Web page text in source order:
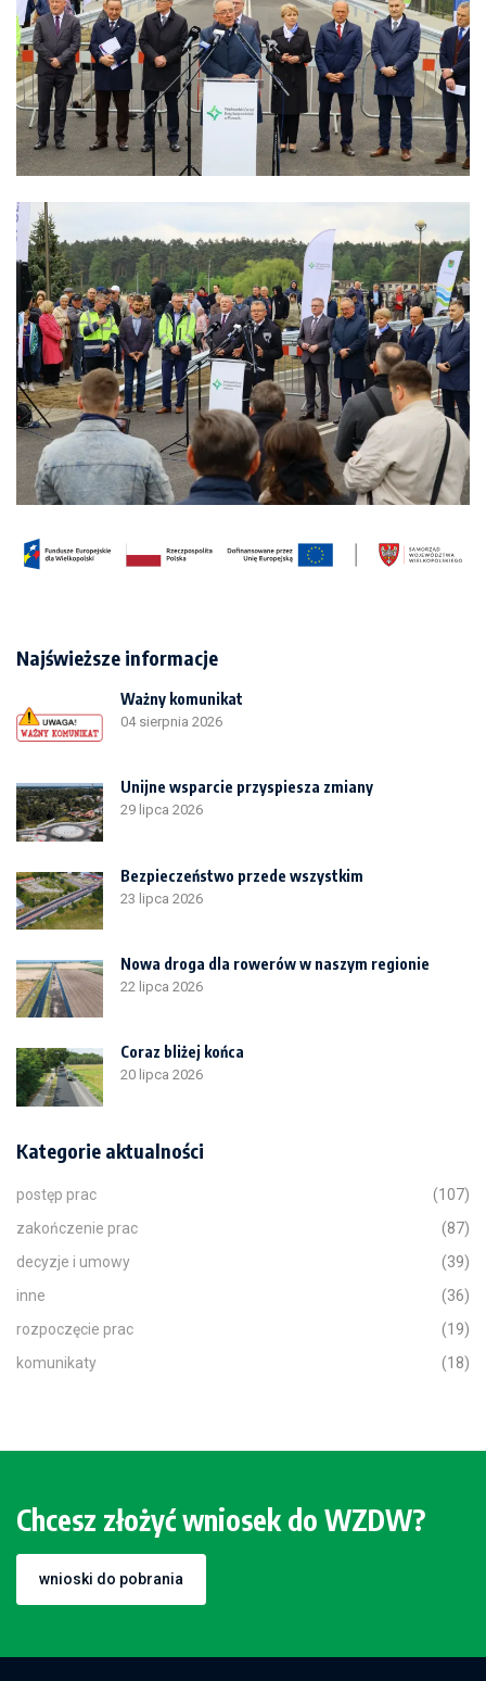
Najświeższe informacje
Ważny komunikat
04 sierpnia 2026
Unijne wsparcie przyspiesza zmiany
29 lipca 2026
Bezpieczeństwo przede wszystkim
23 lipca 2026
Nowa droga dla rowerów w naszym regionie
22 lipca 2026
Coraz bliżej końca
20 lipca 2026
Kategorie aktualności
postęp prac
(107)
zakończenie prac
(87)
decyzje i umowy
(39)
inne
(36)
rozpoczęcie prac
(19)
komunikaty
(18)
Chcesz złożyć wniosek do WZDW?
wnioski do pobrania